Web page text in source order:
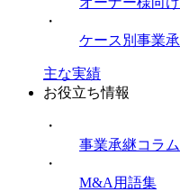
・
ケース別事業
主な実績
お役立ち情報
・
事業承継コラム
・
M&A用語集